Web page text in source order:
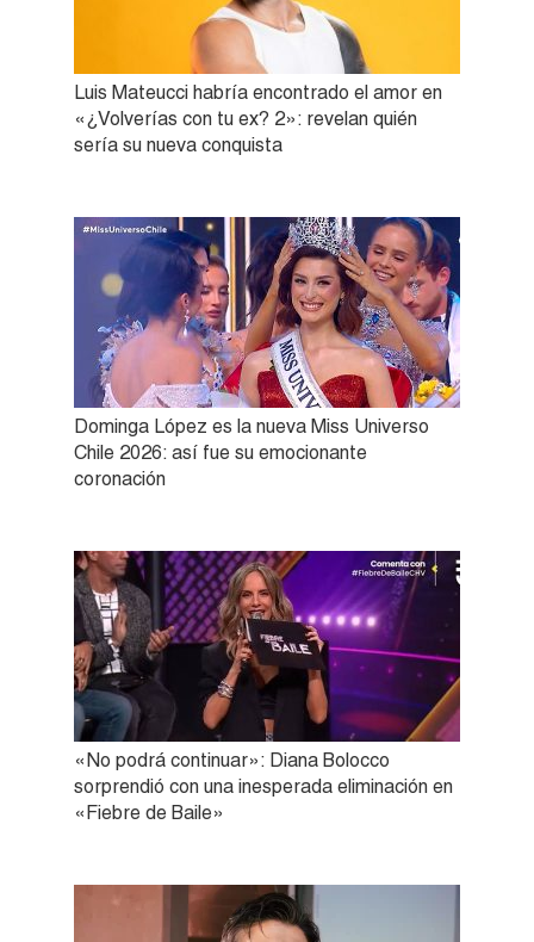
Luis Mateucci habría encontrado el amor en
«¿Volverías con tu ex? 2»: revelan quién
sería su nueva conquista
Dominga López es la nueva Miss Universo
Chile 2026: así fue su emocionante
coronación
«No podrá continuar»: Diana Bolocco
sorprendió con una inesperada eliminación en
«Fiebre de Baile»